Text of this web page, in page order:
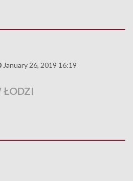
January 26, 2019 16:19
ŁODZI